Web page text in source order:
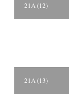
21A (12)
21A (13)